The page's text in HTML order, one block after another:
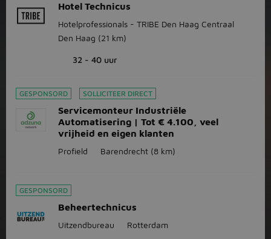
Hotel Technicus
Hotelprofessionals - TRIBE Den Haag Centraal
Den Haag (21 km)
32 - 40 uur
GESPONSORD SOLLICITEER DIRECT
Servicemonteur Industriële
Automatisering | Tot € 4.100, veel
vrijheid en eigen klanten
Profield Barendrecht (8 km)
GESPONSORD
Beheertechnicus
Uitzendbureau Rotterdam